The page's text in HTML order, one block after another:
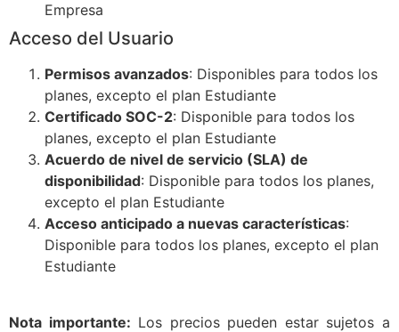
Empresa
Acceso del Usuario
Permisos avanzados: Disponibles para todos los
planes, excepto el plan Estudiante
Certificado SOC-2: Disponible para todos los
planes, excepto el plan Estudiante
Acuerdo de nivel de servicio (SLA) de
disponibilidad: Disponible para todos los planes,
excepto el plan Estudiante
Acceso anticipado a nuevas características:
Disponible para todos los planes, excepto el plan
Estudiante
Nota importante: Los precios pueden estar sujetos a